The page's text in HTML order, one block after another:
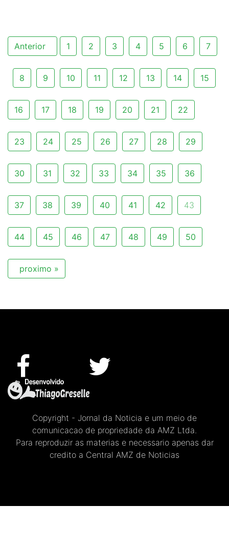
Anterior 1 2 3 4 5 6 7
8 9 10 11 12 13 14 15
16 17 18 19 20 21 22
23 24 25 26 27 28 29
30 31 32 33 34 35 36
37 38 39 40 41 42 43
44 45 46 47 48 49 50
proximo »
Copyright - Jornal da Noticia e um meio de
comunicacao de propriedade da AMZ Ltda.
Para reproduzir as materias e necessario apenas dar
credito a Central AMZ de Noticias